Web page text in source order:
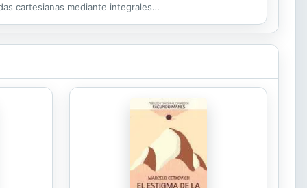
cartesianas mediante integrales